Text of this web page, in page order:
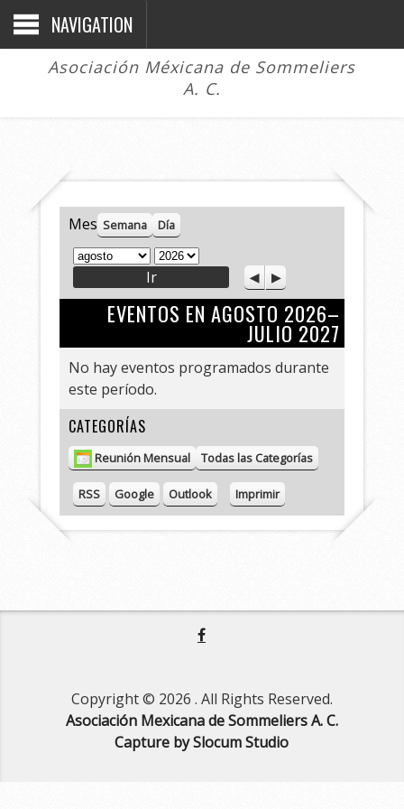
NAVIGATION
Asociación Méxicana de Sommeliers
A. C.
Mes Semana Día
M
s
A
ñ
o
A
n
t
e
r
o
S
i
g
u
i
n
e
EVENTOS EN AGOSTO 2026–
JULIO 2027
No hay eventos programados durante
este período.
CATEGORÍAS
Reunión Mensual Todas las Categorías
RSS Google Outlook ImprimirV
i
Copyright © 2026 . All Rights Reserved.
Asociación Mexicana de Sommeliers A. C.
Capture by Slocum Studio